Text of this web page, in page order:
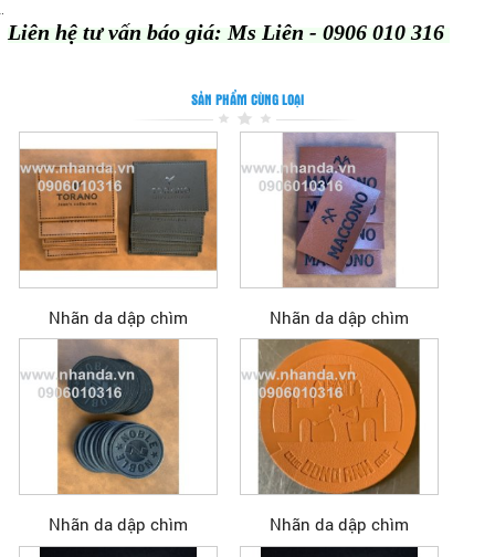
Liên hệ tư vấn báo giá: Ms Liên - 0906 010 316
SẢN PHẨM CÙNG LOẠI
Nhãn da dập chìm Nhãn da dập chìm
Nhãn da dập chìm Nhãn da dập chìm